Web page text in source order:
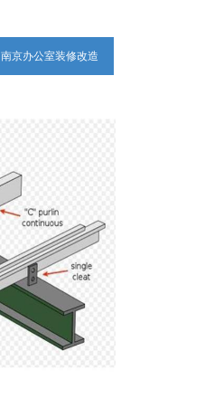
南京办公室装修改造